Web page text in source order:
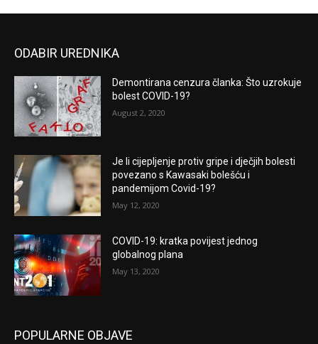
ODABIR UREDNIKA
Demontirana cenzura članka: Što uzrokuje
bolest COVID-19?
August 2, 2020
Je li cijepljenje protiv gripe i dječjih bolesti
povezano s Kawasaki bolešću i
pandemijom Covid-19?
May 12, 2020
COVID-19: kratka povijest jednog
globalnog plana
May 13, 2020
POPULARNE OBJAVE